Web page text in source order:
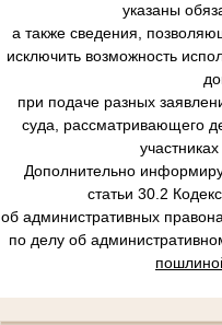
указаны
а также сведения,
исключить возможность
при подаче разных
суда, рассматривающего
Дополнительно
статьи 30.2
об административных
по делу об